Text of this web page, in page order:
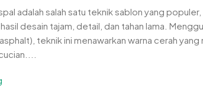
adalah salah satu teknik sablon yang
desain tajam, detail, dan tahan lama.
teknik ini menawarkan warna cerah